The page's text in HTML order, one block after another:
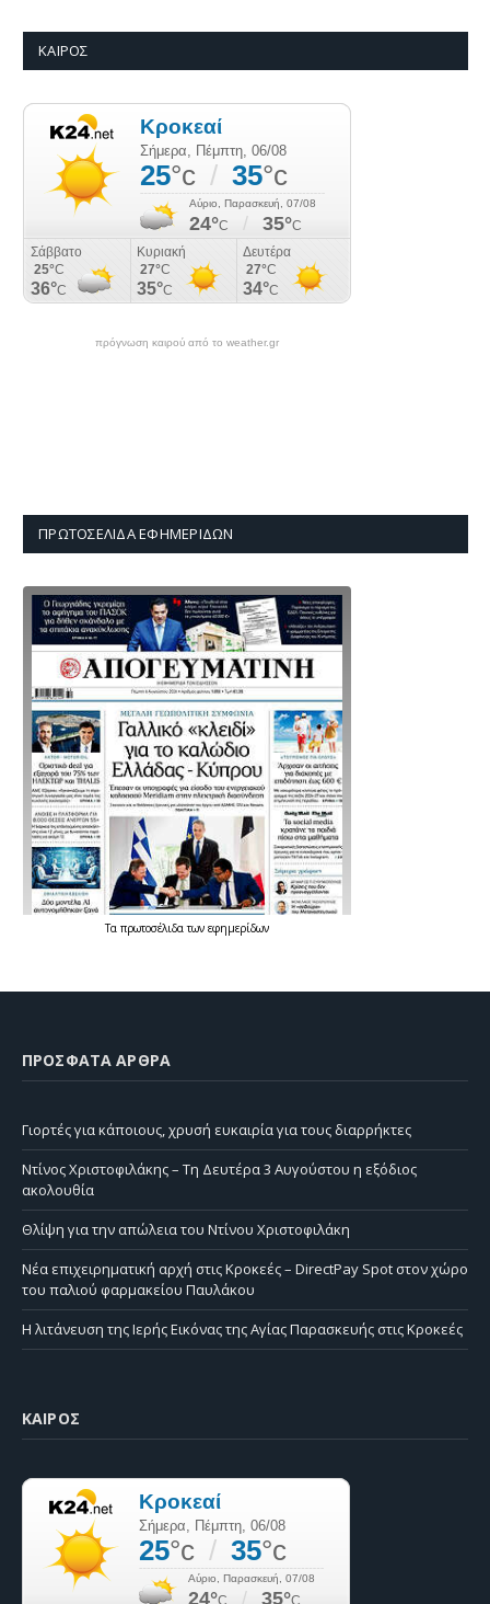
ΚΑΙΡΌΣ
πρόγνωση καιρού από το weather.gr
ΠΡΩΤΟΣΈΛΙΔΑ ΕΦΗΜΕΡΊΔΩΝ
Τα πρωτοσέλιδατων εφημερίδων
ΠΡΌΣΦΑΤΑ ΆΡΘΡΑ
Γιορτές για κάποιους, χρυσή ευκαιρία για τους διαρρήκτες
Ντίνος Χριστοφιλάκης – Τη Δευτέρα 3 Αυγούστου η εξόδιος
ακολουθία
Θλίψη για την απώλεια του Ντίνου Χριστοφιλάκη
Νέα επιχειρηματική αρχή στις Κροκεές – DirectPay Spot στον χώρο
του παλιού φαρμακείου Παυλάκου
Η λιτάνευση της Ιερής Εικόνας της Αγίας Παρασκευής στις Κροκεές
ΚΑΙΡΌΣ